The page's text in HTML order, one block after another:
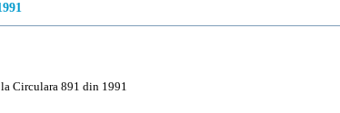
Circulara 891 din 1991